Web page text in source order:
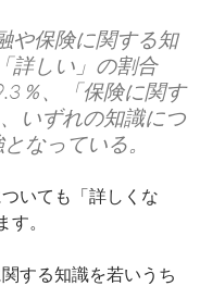
や保険に関する知
詳しい」の割合
％、「保険に関す
いずれの知識につ
なっている。
いても「詳しくな
。
する知識を若いうち